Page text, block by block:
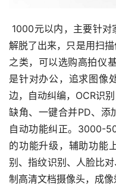
1000元以内 ，主要针对
解脱了出来，只是用扫
之类， 可以选购高拍仪
是针对办公， 追求图像
边，自动纠编， OCR识
缺角、 一键合并PD、 添
自动功能纠正。3000-
的功能升级 ， 辅助功能
别、指纹识别、人脸比对
制高清文档摄像头，成像